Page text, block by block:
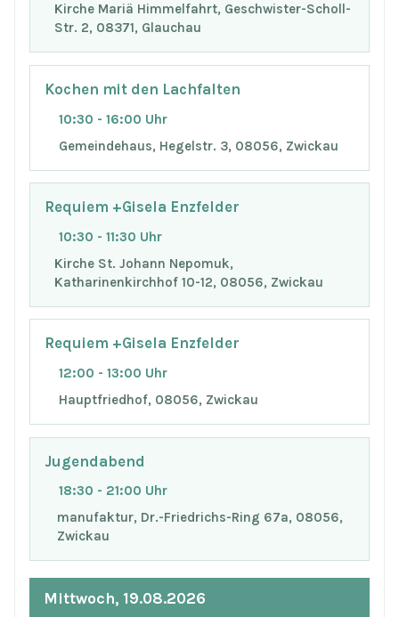
Kirche Mariä Himmelfahrt, Geschwister-Scholl-
Str. 2, 08371, Glauchau
Kochen mit den Lachfalten
10:30 - 16:00 Uhr
Gemeindehaus, Hegelstr. 3, 08056, Zwickau
Requiem +Gisela Enzfelder
10:30 - 11:30 Uhr
Kirche St. Johann Nepomuk,
Katharinenkirchhof 10-12, 08056, Zwickau
Requiem +Gisela Enzfelder
12:00 - 13:00 Uhr
Hauptfriedhof, 08056, Zwickau
Jugendabend
18:30 - 21:00 Uhr
manufaktur, Dr.-Friedrichs-Ring 67a, 08056,
Zwickau
Mittwoch, 19.08.2026